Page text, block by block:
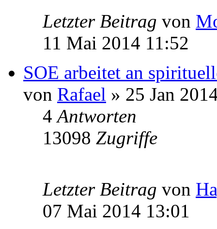
Letzter Beitrag von
11 Mai 2014 11:52
SOE arbeitet an
von Rafael » 25 Jan
4Antworten
13098 Zugriffe
Letzter Beitrag von
07 Mai 2014 13:01